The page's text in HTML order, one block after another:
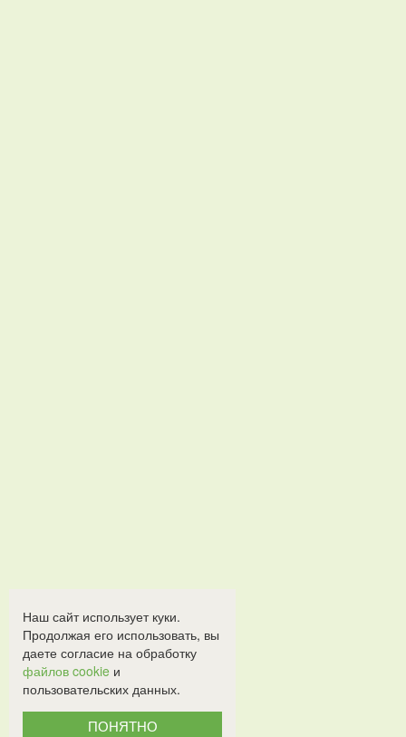
Наш сайт использует куки.
Продолжая его использовать, вы
даете согласие на обработку
файлов cookie и
пользовательских данных.
ПОНЯТНО